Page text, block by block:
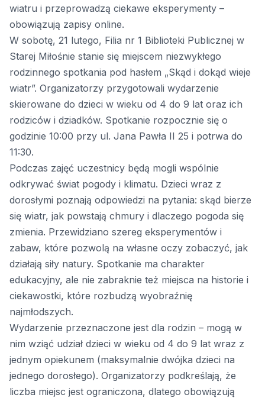
wiatru i przeprowadzą ciekawe eksperymenty –
obowiązują zapisy online.
W sobotę, 21 lutego, Filia nr 1 Biblioteki Publicznej w
Starej Miłośnie stanie się miejscem niezwykłego
rodzinnego spotkania pod hasłem „Skąd i dokąd wieje
wiatr”. Organizatorzy przygotowali wydarzenie
skierowane do dzieci w wieku od 4 do 9 lat oraz ich
rodziców i dziadków. Spotkanie rozpocznie się o
godzinie 10:00 przy ul. Jana Pawła II 25 i potrwa do
11:30.
Podczas zajęć uczestnicy będą mogli wspólnie
odkrywać świat pogody i klimatu. Dzieci wraz z
dorosłymi poznają odpowiedzi na pytania: skąd bierze
się wiatr, jak powstają chmury i dlaczego pogoda się
zmienia. Przewidziano szereg eksperymentów i
zabaw, które pozwolą na własne oczy zobaczyć, jak
działają siły natury. Spotkanie ma charakter
edukacyjny, ale nie zabraknie też miejsca na historie i
ciekawostki, które rozbudzą wyobraźnię
najmłodszych.
Wydarzenie przeznaczone jest dla rodzin – mogą w
nim wziąć udział dzieci w wieku od 4 do 9 lat wraz z
jednym opiekunem (maksymalnie dwójka dzieci na
jednego dorosłego). Organizatorzy podkreślają, że
liczba miejsc jest ograniczona, dlatego obowiązują